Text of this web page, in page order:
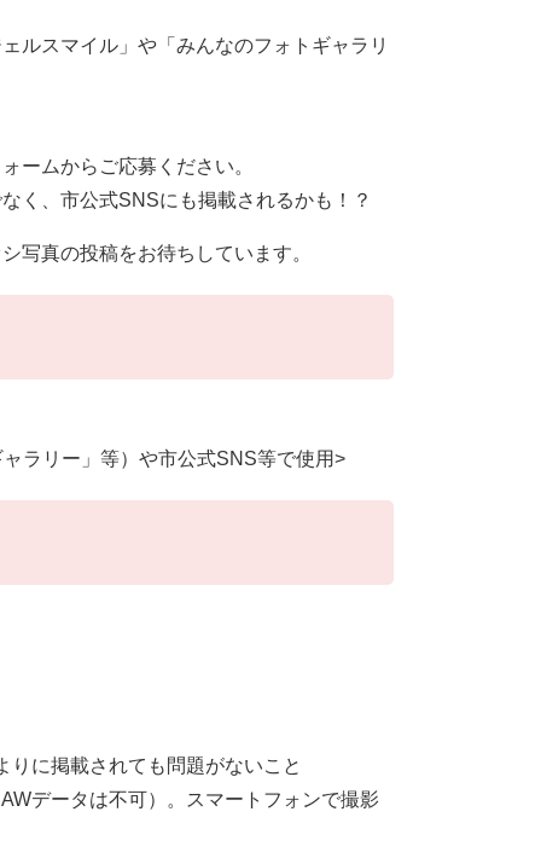
ルスマイル」や「みんなのフォトギャラリ
ームからご応募ください。
く、市公式SNSにも掲載されるかも！？
写真の投稿をお待ちしています。
ラリー」等）や市公式SNS等で使用>
に掲載されても問題がないこと
データは不可）。スマートフォンで撮影